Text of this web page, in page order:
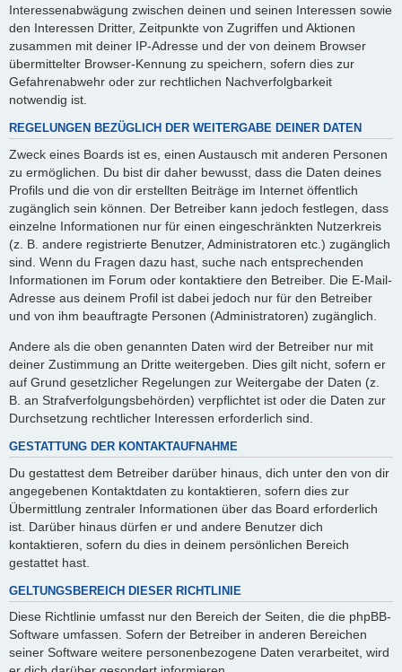
Interessenabwägung zwischen deinen und seinen Interessen sowie
den Interessen Dritter, Zeitpunkte von Zugriffen und Aktionen
zusammen mit deiner IP-Adresse und der von deinem Browser
übermittelter Browser-Kennung zu speichern, sofern dies zur
Gefahrenabwehr oder zur rechtlichen Nachverfolgbarkeit
notwendig ist.
REGELUNGEN BEZÜGLICH DER WEITERGABE DEINER DATEN
Zweck eines Boards ist es, einen Austausch mit anderen Personen
zu ermöglichen. Du bist dir daher bewusst, dass die Daten deines
Profils und die von dir erstellten Beiträge im Internet öffentlich
zugänglich sein können. Der Betreiber kann jedoch festlegen, dass
einzelne Informationen nur für einen eingeschränkten Nutzerkreis
(z. B. andere registrierte Benutzer, Administratoren etc.) zugänglich
sind. Wenn du Fragen dazu hast, suche nach entsprechenden
Informationen im Forum oder kontaktiere den Betreiber. Die E-Mail-
Adresse aus deinem Profil ist dabei jedoch nur für den Betreiber
und von ihm beauftragte Personen (Administratoren) zugänglich.
Andere als die oben genannten Daten wird der Betreiber nur mit
deiner Zustimmung an Dritte weitergeben. Dies gilt nicht, sofern er
auf Grund gesetzlicher Regelungen zur Weitergabe der Daten (z.
B. an Strafverfolgungsbehörden) verpflichtet ist oder die Daten zur
Durchsetzung rechtlicher Interessen erforderlich sind.
GESTATTUNG DER KONTAKTAUFNAHME
Du gestattest dem Betreiber darüber hinaus, dich unter den von dir
angegebenen Kontaktdaten zu kontaktieren, sofern dies zur
Übermittlung zentraler Informationen über das Board erforderlich
ist. Darüber hinaus dürfen er und andere Benutzer dich
kontaktieren, sofern du dies in deinem persönlichen Bereich
gestattet hast.
GELTUNGSBEREICH DIESER RICHTLINIE
Diese Richtlinie umfasst nur den Bereich der Seiten, die die phpBB-
Software umfassen. Sofern der Betreiber in anderen Bereichen
seiner Software weitere personenbezogene Daten verarbeitet, wird